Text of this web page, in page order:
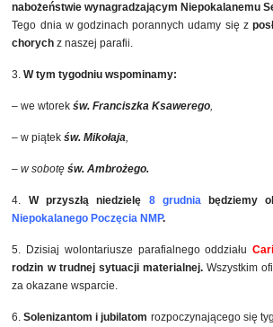
nabożeństwie wynagradzającym Niepokalanemu
Tego dnia w godzinach porannych udamy się z
chorych z naszej parafii.
3.W tym tygodniu wspominamy:
– we wtorekśw. Franciszka Ksawerego,
– w piątekśw. Mikołaja,
– w sobotęśw. Ambrożego.
4. W przyszłą niedzielę 8 grudnia będziemy
Niepokalanego Poczęcia NMP.
5. Dzisiaj wolontariusze parafialnego oddziału
rodzin w trudnej sytuacji materialnej.Wszystkim
za okazane wsparcie.
6.Solenizantom i jubilatom rozpoczynającego się